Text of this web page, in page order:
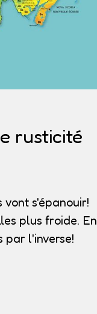
rusticité
s'épanouir!
plus froide. En
par l'inverse!